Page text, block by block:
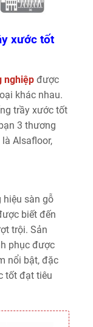
xước tốt
nghiệp được
khác nhau.
trầy xước tốt
3 thương
Alsafloor,
sàn gỗ
biết đến
trội. Sản
phục được
nổi bật, đặc
tốt đạt tiêu